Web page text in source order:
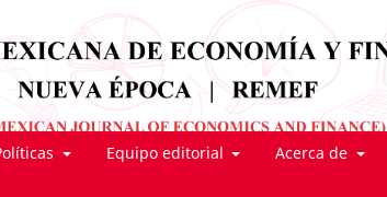
Equipo editorial Acerca de